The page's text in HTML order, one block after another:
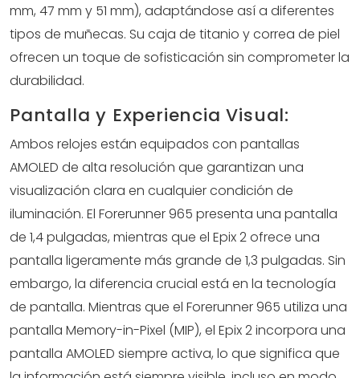
mm, 47 mm y 51 mm), adaptándose así a diferentes
tipos de muñecas. Su caja de titanio y correa de piel
ofrecen un toque de sofisticación sin comprometer la
durabilidad.
Pantalla y Experiencia Visual:
Ambos relojes están equipados con pantallas
AMOLED de alta resolución que garantizan una
visualización clara en cualquier condición de
iluminación. El Forerunner 965 presenta una pantalla
de 1,4 pulgadas, mientras que el Epix 2 ofrece una
pantalla ligeramente más grande de 1,3 pulgadas. Sin
embargo, la diferencia crucial está en la tecnología
de pantalla. Mientras que el Forerunner 965 utiliza una
pantalla Memory-in-Pixel (MIP), el Epix 2 incorpora una
pantalla AMOLED siempre activa, lo que significa que